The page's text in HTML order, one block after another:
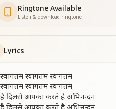
Ringtone Available
Listen & download ringtone
Lyrics
स्वागतम स्वागतम स्वागतम
स्वागतम स्वागतम स्वागतम
है दिलसे आपका करते है अभिनन्दन
है दिलसे आपका करते है अभिनन्दन